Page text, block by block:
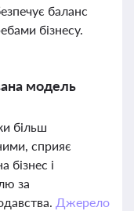
баланс
бізнесу.
модель
більш
сприяє
бізнес і
за
Джерело